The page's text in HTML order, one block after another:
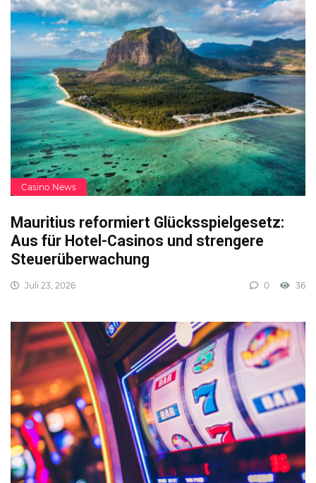
Casino News
Mauritius reformiert Glücksspielgesetz:
Aus für Hotel-Casinos und strengere
Steuerüberwachung
Juli 23, 2026 0 36